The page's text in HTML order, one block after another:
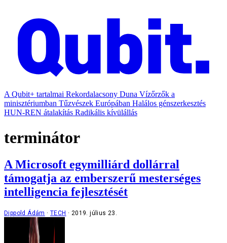
A Qubit+ tartalmai Rekordalacsony Duna Vízőrzők a
minisztériumban Tűzvészek Európában Halálos génszerkesztés
HUN-REN átalakítás Radikális kívülállás
terminátor
A Microsoft egymilliárd dollárral
támogatja az emberszerű mesterséges
intelligencia fejlesztését
Dippold Ádám TECH 2019. július 23.